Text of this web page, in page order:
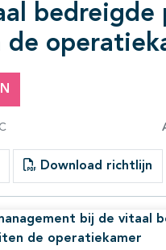
bedreigde
de
Download richtlijn
bij de vitaal
de operatiekamer